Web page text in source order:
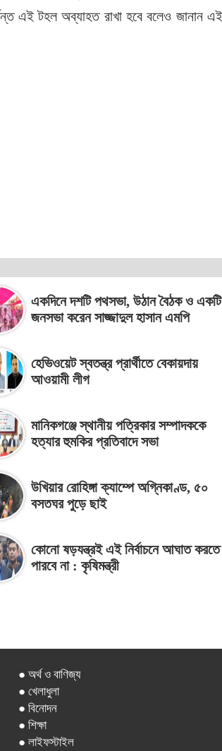
এই টহল অব্যাহত রাখা হবে বলেও জানান এই
একদিনে দশটি পথসভা, উঠান বৈঠক ও একটি
জনসভা করেন সাজ্জাদুল হাসান এমপি
হেভিওয়েট স্বতন্ত্র প্রার্থীতে বেকায়দায়
আওয়ামী লীগ
মানিকগঞ্জে স্থানীয় পত্রিকার সম্পাদককে
হত্যার হুমকির প্রতিবাদে সভা
উখিয়ার রোহিঙ্গা ক্যাম্পে অগ্নিকাণ্ড, ৫০
বসতঘর পুড়ে ছাই
কোনো ষড়যন্ত্রই এই নির্বাচনে আঘাত করতে
পারবে না : কৃষিমন্ত্রী
● অর্থ ও বাণিজ্য
● খেলাধুলা
● বিনোদন
● শিক্ষা
● লাইফস্টাইল